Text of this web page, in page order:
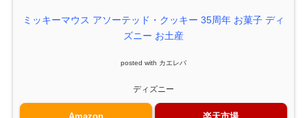
ミッキーマウス アソーテッド・クッキー 35周年 お菓子 ディ
ズニー お土産
posted with カエレバ
ディズニー